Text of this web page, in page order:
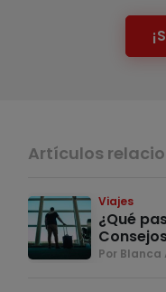
Artículos
Viajes
¿Qué
Por Blanca